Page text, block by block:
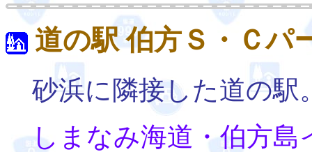
道の駅 伯方Ｓ・Ｃパ
砂浜に隣接した道の駅
しまなみ海道・伯方島